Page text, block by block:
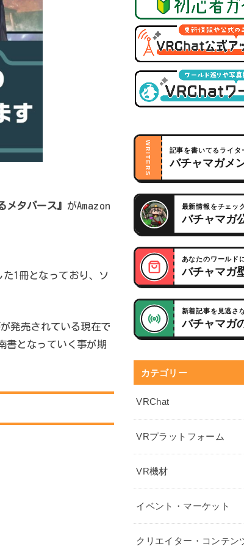
メタバース』 がAmazon
1冊となっており、ソ
発売されている現在で
書となっていく事が期
WRITERS 記事を書いてるライタ
バチャマガメ
最新情報をチェッ
バチャマガ
あなたのワールド
バチャマガ
新着記事を見逃さ
バチャマガ
カテゴリー
VRChat
VRプラットフォーム
VR機材
イベント・マーケット
クリエイター・コンテン